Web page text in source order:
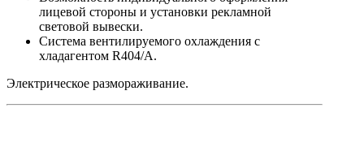
лицевой стороны и установки рекламной
световой вывески.
Система вентилируемого охлаждения с
хладагентом R404/A.
Электрическое размораживание.